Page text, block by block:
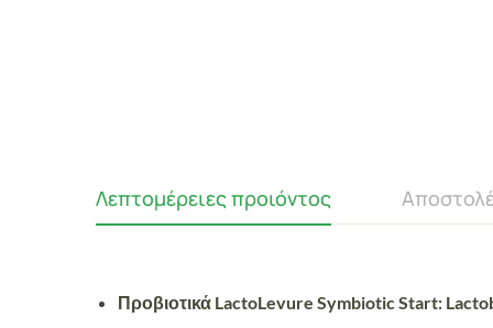
Λεπτομέρειες προιόντος
Προβιοτικά LactoLevure Symbiotic Start: